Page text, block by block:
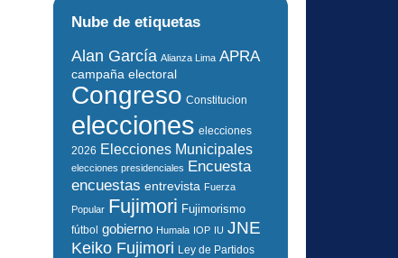
Nube de etiquetas
Alan García Alianza Lima APRA
campaña electoral
Congreso Constitucion
elecciones elecciones
2026 Elecciones Municipales
elecciones presidenciales Encuesta
encuestas entrevista Fuerza
Popular Fujimori Fujimorismo
fútbol gobierno Humala IOP IU JNE
Keiko Fujimori Ley de Partidos